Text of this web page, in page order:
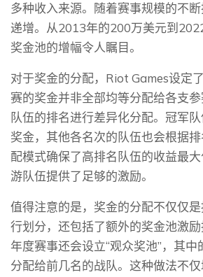
多种收入来源。随着赛事规模的不
递增。从2013年的200万美元到
奖金池的增幅令人瞩目。
对于奖金的分配，Riot Games设定
赛的奖金并非全部均等分配给各支
队伍的排名进行差异化分配。冠军
奖金，其他各名次的队伍也会根据
配模式确保了高排名队伍的收益最
游队伍提供了足够的激励。
值得注意的是，奖金的分配不仅仅
行划分，还包括了额外的奖金池激
年度赛事还会设立“观众奖池”，其
分配给前几名的战队。这种做法不仅